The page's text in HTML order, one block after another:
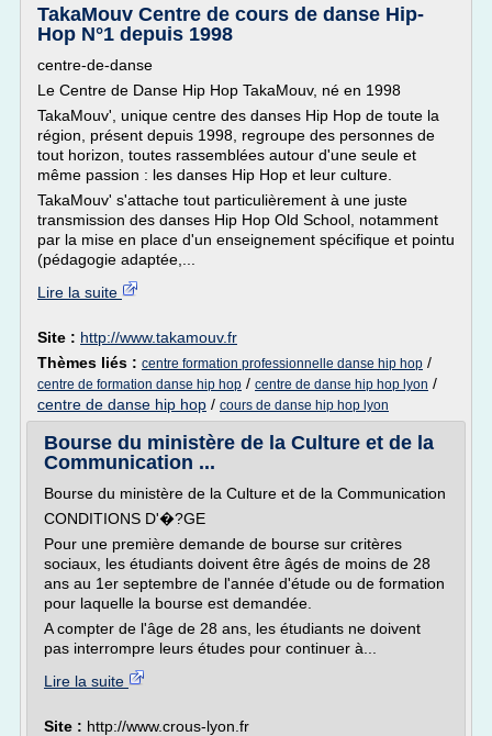
TakaMouv Centre de cours de danse Hip-
Hop N°1 depuis 1998
centre-de-danse
Le Centre de Danse Hip Hop TakaMouv, né en 1998
TakaMouv', unique centre des danses Hip Hop de toute la
région, présent depuis 1998, regroupe des personnes de
tout horizon, toutes rassemblées autour d'une seule et
même passion : les danses Hip Hop et leur culture.
TakaMouv' s'attache tout particulièrement à une juste
transmission des danses Hip Hop Old School, notamment
par la mise en place d'un enseignement spécifique et pointu
(pédagogie adaptée,...
Lire la suite
Site : http://www.takamouv.fr
Thèmes liés : centre formation professionnelle danse hip hop /
centre de formation danse hip hop / centre de danse hip hop lyon /
centre de danse hip hop / cours de danse hip hop lyon
Bourse du ministère de la Culture et de la
Communication ...
Bourse du ministère de la Culture et de la Communication
CONDITIONS D'�?GE
Pour une première demande de bourse sur critères
sociaux, les étudiants doivent être âgés de moins de 28
ans au 1er septembre de l'année d'étude ou de formation
pour laquelle la bourse est demandée.
A compter de l'âge de 28 ans, les étudiants ne doivent
pas interrompre leurs études pour continuer à...
Lire la suite
Site : http://www.crous-lyon.fr